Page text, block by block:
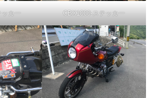
カー CBX1000-ステッカー